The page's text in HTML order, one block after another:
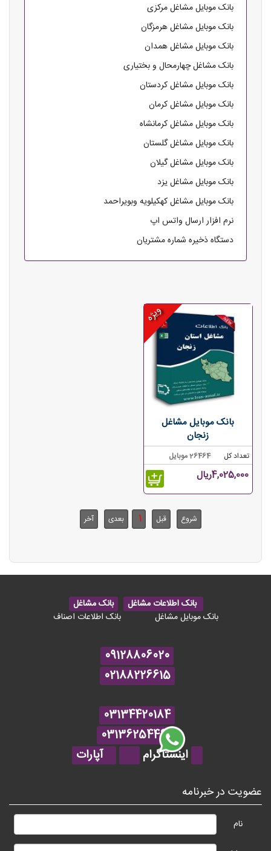
بانک موبایل مشاغل مرکزی
بانک موبایل مشاغل هرمزگان
بانک موبایل مشاغل همدان
بانک مشاغل چهارمحال و بختیاری
بانک موبایل مشاغل کردستان
بانک موبایل مشاغل کرمان
بانک موبایل مشاغل کرمانشاه
بانک موبایل مشاغل گلستان
بانک موبایل مشاغل گیلان
بانک موبایل مشاغل یزد
بانک موبایل مشاغل کهکیلویه وبویراحمد
نرم افزار ارسال واتس اپ
دستگاه ذخیره شماره مشتریان
ویژه
بانک موبایل مشاغل
زنجان
تعداد کل 26464 موبایل
4,025,000ریال
شروع قبل 1 بعدی آخر
بانک اطلاعات مشاغل
بانک مشاغل
بانک موبایل مشاغل
بانک اطلاعات اصناف
09128806020
02188226615
03134420184
03136254464
اینستاگرام
آپارات
عضویت در خبرنامه
نام